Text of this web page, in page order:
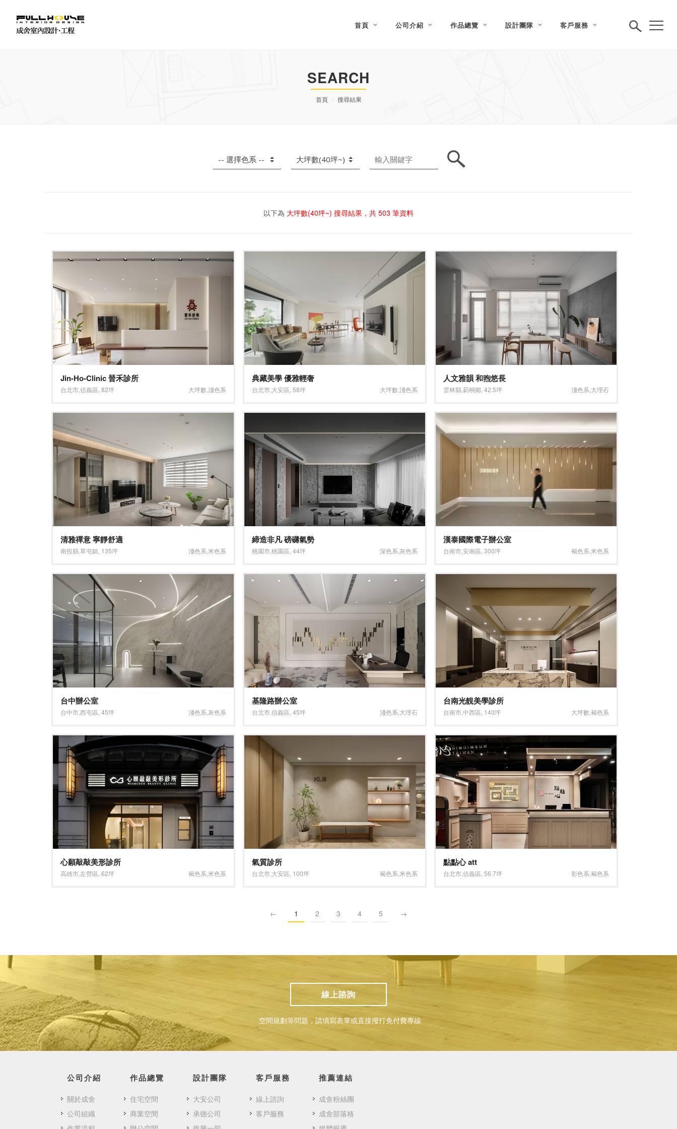
首頁 公司介紹 作品總覽 設計團隊 客戶服務
SEARCH
首頁 搜尋結果
以下為 大坪數(40坪~) 搜尋結果，共 503 筆資料
Jin-Ho-Clinic 晉禾診所
台北市信義區 82坪 大坪數 淺色系
典藏美學 優雅輕奢
台北市 大安區 58坪 大坪數 淺色系
人文雅韻 和煦悠長
雲林縣莿桐鄉 42.5坪 淺色系 大理石
清雅禪意 寧靜舒適
南投縣草屯鎮 135坪 淺色系 米色系
締造非凡 磅礴氣勢
桃園市桃園區 44坪 深色系 灰色系
漢泰國際電子辦公室
台南市安南區 300坪 褐色系 米色系
台中辦公室
台中市西屯區 45坪 淺色系 灰色系
基隆路辦公室
台北市信義區 45坪 淺色系 大理石
台南光靚美學診所
台南市中西區 140坪 大坪數 褐色系
心願敲敲美形診所
高雄市 左營區 62坪 褐色系 米色系
氣質診所
台北市 大安區 100坪 褐色系 米色系
點點心 att
台北市信義區 56.7坪 彩色系 褐色系
← 1 2 3 4 5 →
線上諮詢
空間規劃等問題，請填寫表單或直接撥打免付費專線
公司介紹
關於成舍
公司組織
作品總覽
住宅空間
商業空間
設計團隊
大安公司
承德公司
客戶服務
線上諮詢
客戶服務
推薦連結
成舍粉絲團
成舍部落格